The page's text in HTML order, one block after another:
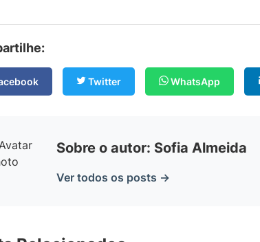
Twitter WhatsApp
Sobre o autor: Sofia Almeida
Ver todos os posts →